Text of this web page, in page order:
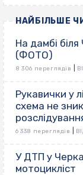
НАЙБІЛЬШЕ
На дамбі
(ФОТО)
8 306 переглядів
Рукавички у
схема не
6 338 переглядів
У ДТП у
мотоцикліст